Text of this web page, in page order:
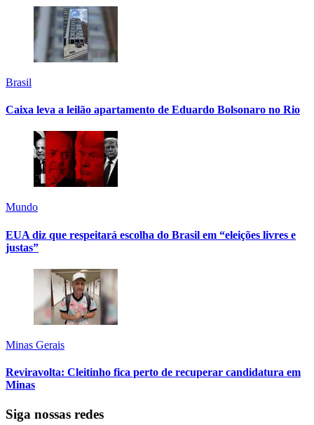
Brasil
Caixa leva a leilão apartamento de Eduardo Bolsonaro no Rio
Mundo
EUA diz que respeitará escolha do Brasil em “eleições livres e
justas”
Minas Gerais
Reviravolta: Cleitinho fica perto de recuperar candidatura em
Minas
Siga nossas redes